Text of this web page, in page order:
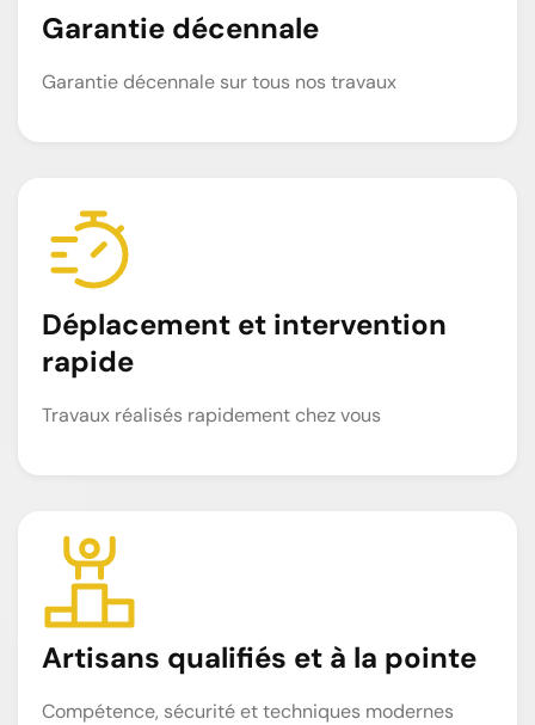
Garantie décennale
Garantie décennale sur tous nos travaux
Déplacement et intervention
rapide
Travaux réalisés rapidement chez vous
Artisans qualifiés et à la pointe
Compétence, sécurité et techniques modernes